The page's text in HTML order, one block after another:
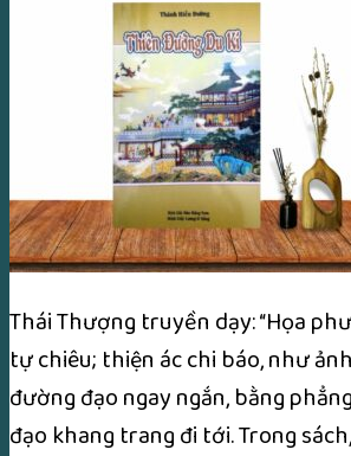
Thái Thượng truyền dạy: “Họa
tự chiêu; thiện ác chi báo, như
đường đạo ngay ngắn, bằng
đạo khang trang đi tới. Trong